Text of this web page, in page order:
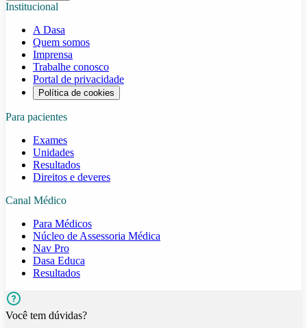
Institucional
A Dasa
Quem somos
Imprensa
Trabalhe conosco
Portal de privacidade
Política de cookies
Para pacientes
Exames
Unidades
Resultados
Direitos e deveres
Canal Médico
Para Médicos
Núcleo de Assessoria Médica
Nav Pro
Dasa Educa
Resultados
Você tem dúvidas?